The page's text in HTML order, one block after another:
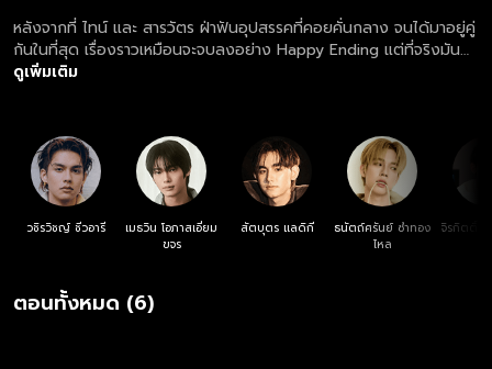
หลังจากที่ ไทน์ และ สารวัตร ฝ่าฟันอุปสรรคที่คอยคั่นกลาง จนได้มาอยู่คู่
กันในที่สุด เรื่องราวเหมือนจะจบลงอย่าง Happy Ending แต่ที่จริงมัน
เป็นแค่จุดเริ่มต้น ของด่านทดสอบบทต่อไป ที่จะเข้ามาคั่นกลางระหว่าง
ที่เรียนจบไปได้มอบหมายให้สารวัตรเป็นประธานชมรมดนตรีต่อจากเขา
ส่วนพี่แฟงก็ขอร้องให้ไทน์เป็นประธานชมรมเชียร์ลีดเดอร์เหมือนกัน แถม
ตอนนี้ห้องชมรมดนตรี กับ ชมรมเชียร์ลีดเดอร์ ก็ดันย้ายมาอยู่ห้องติดกัน
ทำให้เสียงการซ้อมจากสองชมรมตีกันจนเกิดการปะทะกันบ่อยครั้ง แม้แต่
คู่ของ ผู้กอง,มิล,แมน,ไทป์,ดิม,กรีน รวมถึงเพื่อนๆอย่าง
บอส,แพร,ฟ่ง,โอม,เอิร์น ก็ได้รับผลกระทบจากเหตุการณ์ทะเลาะกันของ
ประคับประคองความรักครั้งนี้ไปตลอดรอดฝั่งหรือไม่ มาเอาใจช่วยพวก
เขาใน เพราะเรา(ยัง)คู่กัน
ดูเพิ่มเติม
วชิรวิชญ์ ชีวอารี
เมธวิน โอภาสเอี่ยม
ขจร
สัตบุตร แลดิกี
ธนัตถ์ศรันย์ ซำทอง
ไหล
จิรกิตติ์ คู
ตอนทั้งหมด (6)